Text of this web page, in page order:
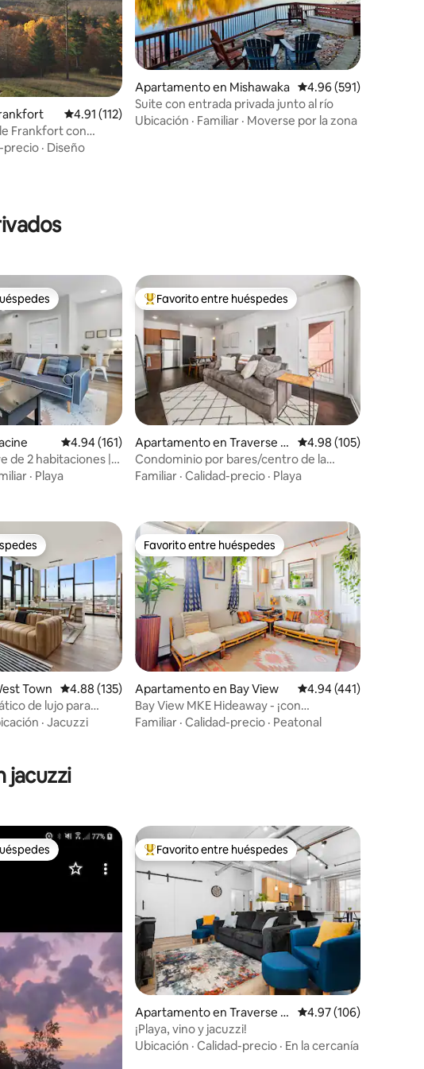
reseñas
Calificación promedio: 4.91 de 5, 112 reseñas
4.91 (112)
Frankfort con
precio · Diseño
Apartamento en Mishawaka Calificación promedio:
4.96 (591)
Suite con entrada privada junto al río
Ubicación · Familiar · Moverse por la zona
reseñas
preferido
Calificación promedio: 4.94 de 5, 161 reseñas
4.94 (161)
de 2 habitaciones |
estacionamiento
· Playa
Favorito entre huéspedes preferido
Favorito entre huéspedes
Apartamento en Traverse Ci
ty
Calificación promedio:
4.98 (105)
Condominio por bares/centro de la
ciudad/TART
Familiar · Calidad-precio · Playa
reseñas
Town Calificación promedio: 4.88 de 5, 135 reseñas
4.88 (135)
de lujo para
· Jacuzzi
Favorito entre huéspedes
Favorito entre huéspedes
Apartamento en Bay View Calificación promedio:
4.94 (441)
Bay View MKE Hideaway - ¡con
estacionamiento!
Familiar · Calidad-precio · Peatonal
jacuzzi
reseñas
preferido Favorito entre huéspedes preferido
Favorito entre huéspedes
Apartamento en Traverse Ci
ty
Calificación promedio:
4.97 (106)
¡Playa, vino y jacuzzi!
Ubicación · Calidad-precio · En la cercanía